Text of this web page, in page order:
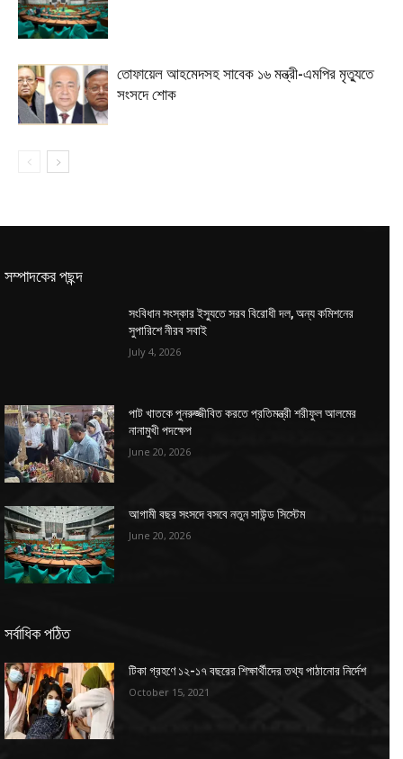
তোফায়েল আহমেদসহ সাবেক ১৬ মন্ত্রী-এমপির মৃত্যুতে
সংসদে শোক
সম্পাদকের পছন্দ
সংবিধান সংস্কার ইস্যুতে সরব বিরোধী দল, অন্য কমিশনের
সুপারিশে নীরব সবাই
July 4, 2026
পাট খাতকে পুনরুজ্জীবিত করতে প্রতিমন্ত্রী শরীফুল আলমের
নানামুখী পদক্ষেপ
June 20, 2026
আগামী বছর সংসদে বসবে নতুন সাউন্ড সিস্টেম
June 20, 2026
সর্বাধিক পঠিত
টিকা গ্রহণে ১২-১৭ বছরের শিক্ষার্থীদের তথ্য পাঠানোর নির্দেশ
October 15, 2021